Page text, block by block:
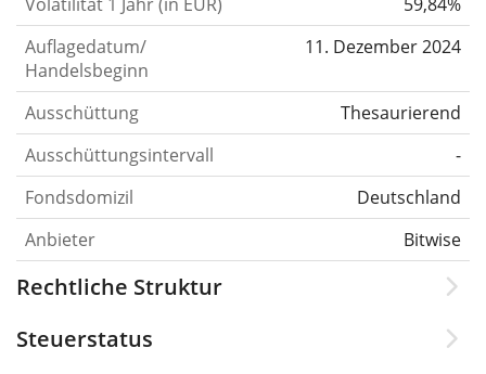
Auflagedatum/
Handelsbeginn
11. Dezember 2024
Ausschüttung
Thesaurierend
Ausschüttungsintervall
-
Fondsdomizil
Deutschland
Anbieter
Bitwise
Rechtliche Struktur
Steuerstatus